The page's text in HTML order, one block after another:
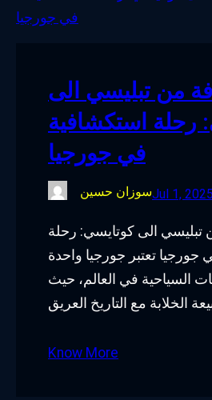
m
من تبليسي الى
رحلة استكشافية
في جورجيا
سوزان حسينJul 1, 2025
تبليسي الى كوتايسي: رحلة
جورجيا تعتبر جورجيا واحدة
السياحية في العالم، حيث
Know More